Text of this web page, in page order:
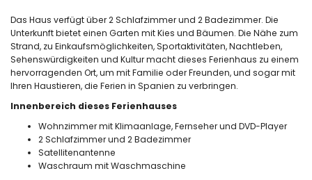
Das Haus verfügt über 2 Schlafzimmer und 2 Badezimmer. Die
Unterkunft bietet einen Garten mit Kies und Bäumen. Die Nähe zum
Strand, zu Einkaufsmöglichkeiten, Sportaktivitäten, Nachtleben,
Sehenswürdigkeiten und Kultur macht dieses Ferienhaus zu einem
hervorragenden Ort, um mit Familie oder Freunden, und sogar mit
Ihren Haustieren, die Ferien in Spanien zu verbringen.
Innenbereich dieses Ferienhauses
Wohnzimmer mit Klimaanlage, Fernseher und DVD-Player
2 Schlafzimmer und 2 Badezimmer
Satellitenantenne
Waschraum mit Waschmaschine